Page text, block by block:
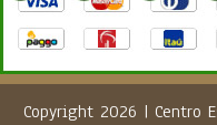
Copyright 2026 |